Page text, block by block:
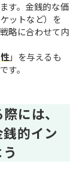
す。金銭的な価
ットなど）を
略に合わせて内
」を与えるも
す。
には、
的イン